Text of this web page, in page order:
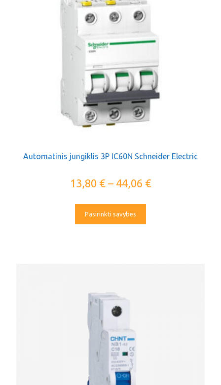
Automatinis jungiklis 3P IC60N Schneider Electric
13,80 €– 44,06 €
Pasirinkti savybes